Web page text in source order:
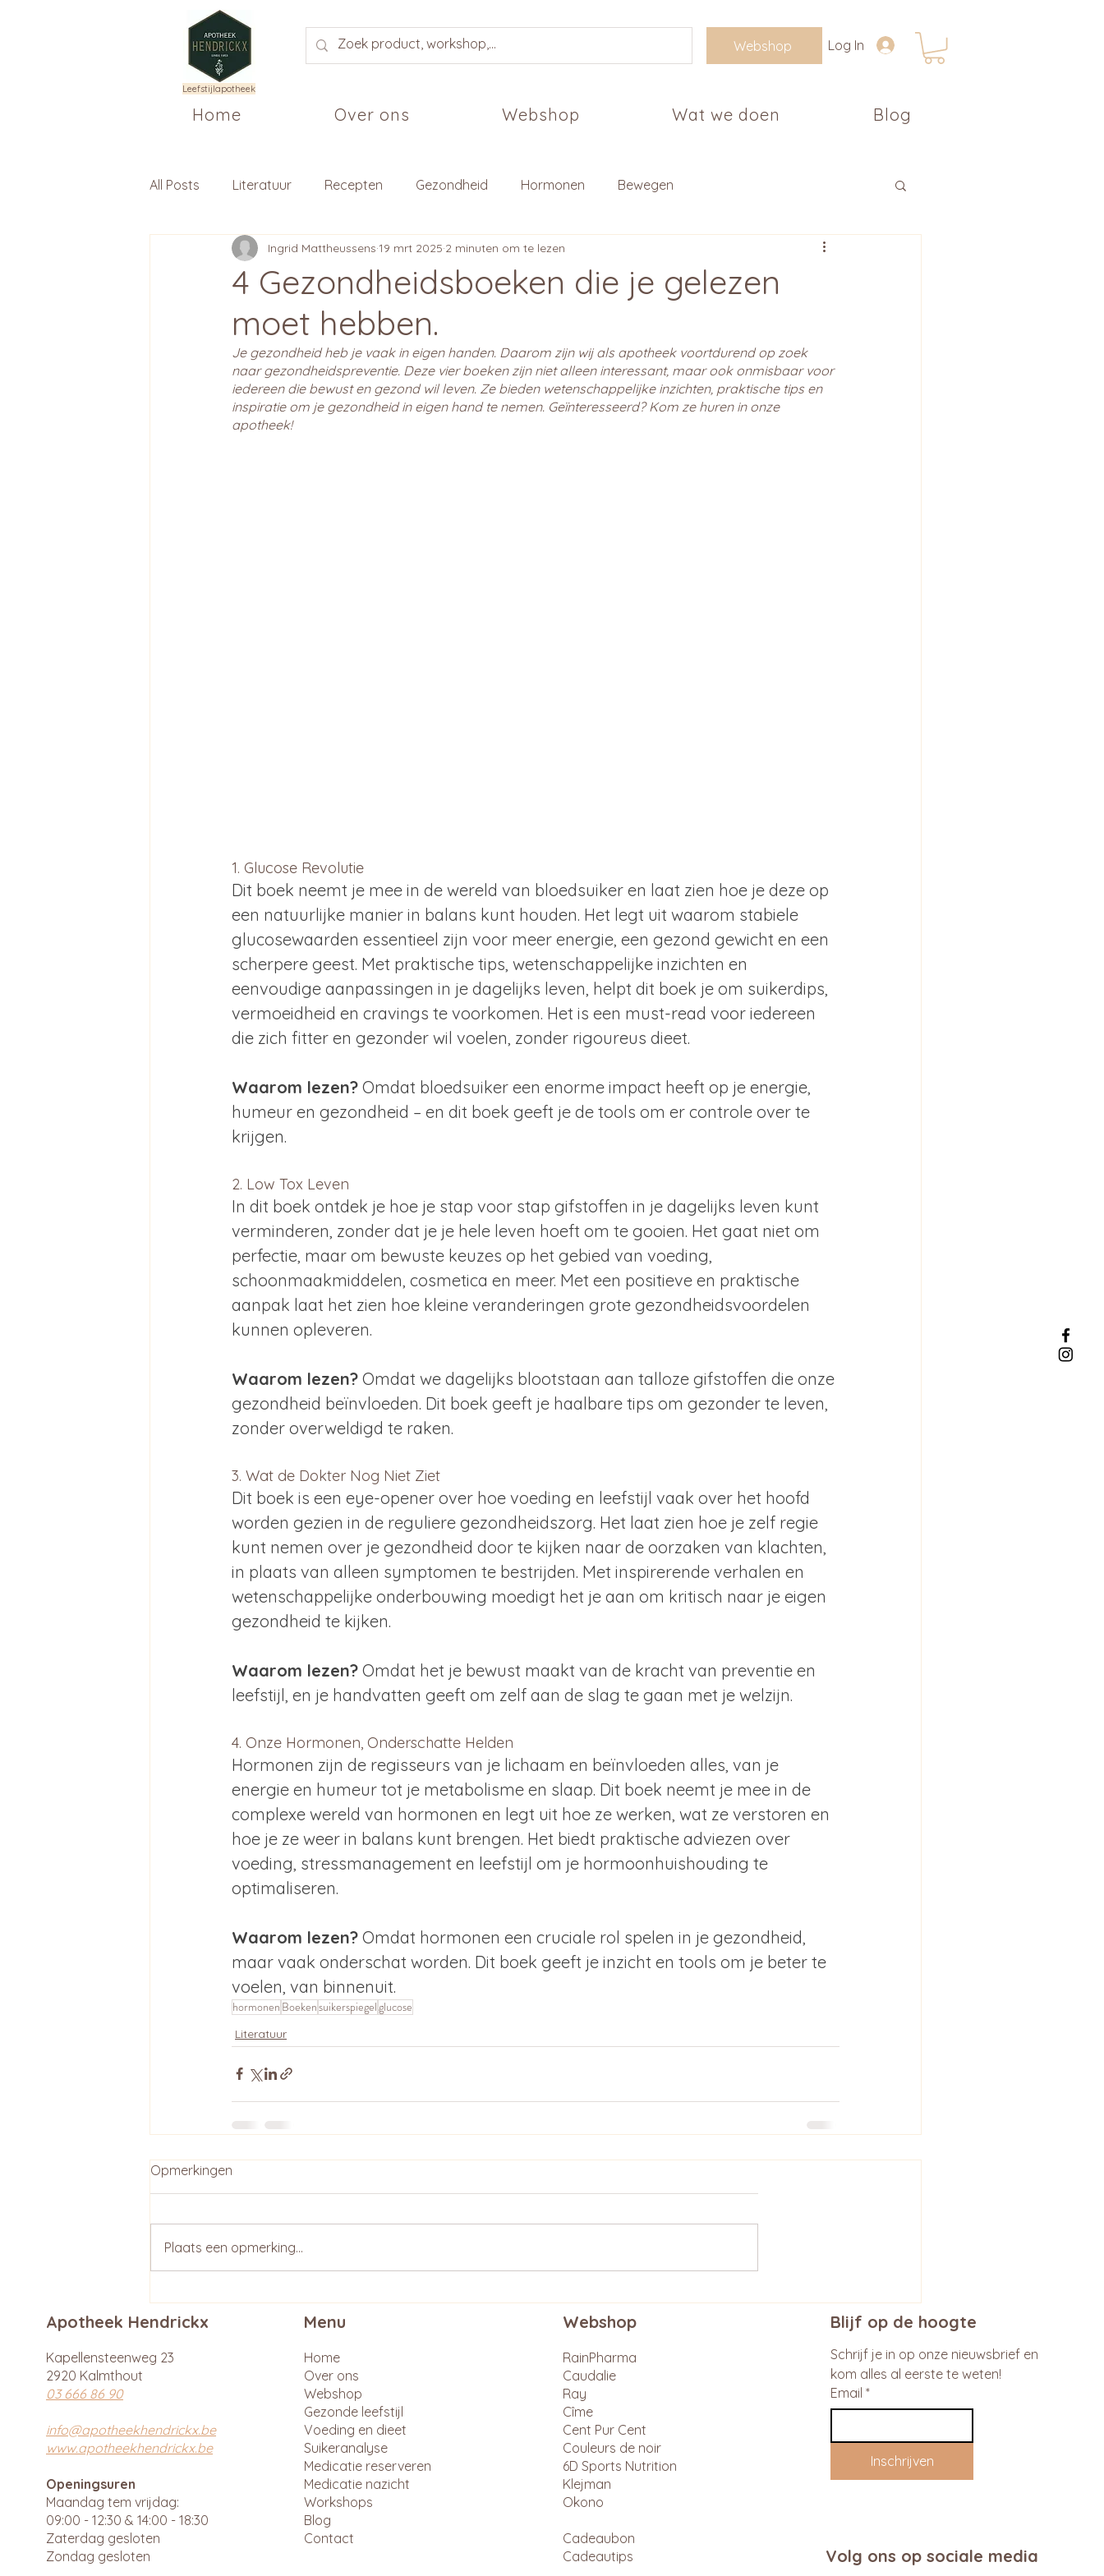
Webshop Log In
Home Over ons Webshop Wat we doen Blog
Leefstijlapotheek
All Posts Literatuur Recepten Gezondheid Hormonen Bewegen
4 Gezondheidsboeken die je gelezen
moet hebben.
Ingrid Mattheussens 19 mrt 2025 2 minuten om te lezen
Je gezondheid heb je vaak in eigen handen. Daarom zijn wij als apotheek voortdurend op zoek
naar gezondheidspreventie. Deze vier boeken zijn niet alleen interessant, maar ook onmisbaar voor
iedereen die bewust en gezond wil leven. Ze bieden wetenschappelijke inzichten, praktische tips en
inspiratie om je gezondheid in eigen hand te nemen. Geïnteresseerd? Kom ze huren in onze
apotheek!
1. Glucose Revolutie
Dit boek neemt je mee in de wereld van bloedsuiker en laat zien hoe je deze op
een natuurlijke manier in balans kunt houden. Het legt uit waarom stabiele
glucosewaarden essentieel zijn voor meer energie, een gezond gewicht en een
scherpere geest. Met praktische tips, wetenschappelijke inzichten en
eenvoudige aanpassingen in je dagelijks leven, helpt dit boek je om suikerdips,
vermoeidheid en cravings te voorkomen. Het is een must-read voor iedereen
die zich fitter en gezonder wil voelen, zonder rigoureus dieet.
Waarom lezen? Omdat bloedsuiker een enorme impact heeft op je energie,
humeur en gezondheid – en dit boek geeft je de tools om er controle over te
krijgen.
2. Low Tox Leven
In dit boek ontdek je hoe je stap voor stap gifstoffen in je dagelijks leven kunt
verminderen, zonder dat je je hele leven hoeft om te gooien. Het gaat niet om
perfectie, maar om bewuste keuzes op het gebied van voeding,
schoonmaakmiddelen, cosmetica en meer. Met een positieve en praktische
aanpak laat het zien hoe kleine veranderingen grote gezondheidsvoordelen
kunnen opleveren.
Waarom lezen? Omdat we dagelijks blootstaan aan talloze gifstoffen die onze
gezondheid beïnvloeden. Dit boek geeft je haalbare tips om gezonder te leven,
zonder overweldigd te raken.
3. Wat de Dokter Nog Niet Ziet
Dit boek is een eye-opener over hoe voeding en leefstijl vaak over het hoofd
worden gezien in de reguliere gezondheidszorg. Het laat zien hoe je zelf regie
kunt nemen over je gezondheid door te kijken naar de oorzaken van klachten,
in plaats van alleen symptomen te bestrijden. Met inspirerende verhalen en
wetenschappelijke onderbouwing moedigt het je aan om kritisch naar je eigen
gezondheid te kijken.
Waarom lezen? Omdat het je bewust maakt van de kracht van preventie en
leefstijl, en je handvatten geeft om zelf aan de slag te gaan met je welzijn.
4. Onze Hormonen, Onderschatte Helden
Hormonen zijn de regisseurs van je lichaam en beïnvloeden alles, van je
energie en humeur tot je metabolisme en slaap. Dit boek neemt je mee in de
complexe wereld van hormonen en legt uit hoe ze werken, wat ze verstoren en
hoe je ze weer in balans kunt brengen. Het biedt praktische adviezen over
voeding, stressmanagement en leefstijl om je hormoonhuishouding te
optimaliseren.
Waarom lezen? Omdat hormonen een cruciale rol spelen in je gezondheid,
maar vaak onderschat worden. Dit boek geeft je inzicht en tools om je beter te
voelen, van binnenuit.
hormonen Boekensuikerspiegelglucose
Literatuur
Opmerkingen
Plaats een opmerking...
Apotheek Hendrickx
Kapellensteenweg 23
2920 Kalmthout
03 666 86 90
info@apotheekhendrickx.be
www.apotheekhendrickx.be
Openingsuren
Maandag tem vrijdag:
09:00 - 12:30 & 14:00 - 18:30
Zaterdag gesloten
Zondag gesloten
Menu
Home
Over ons
Webshop
Gezonde leefstijl
Voeding en dieet
Suikeranalyse
Medicatie reserveren
Medicatie nazicht
Workshops
Blog
Contact
Webshop
RainPharma
Caudalie
Ray
Cîme
Cent Pur Cent
Couleurs de noir
6D Sports Nutrition
Klejman
Okono
Cadeaubon
Cadeautips
Blijf op de hoogte
Schrijf je in op onze nieuwsbrief en
kom alles al eerste te weten!
Email *
Inschrijven
Volg ons op sociale media